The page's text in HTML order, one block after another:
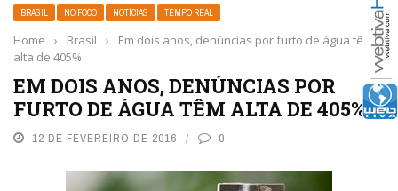
BRASIL NO FOCO NOTÍCIAS TEMPO REAL
Home › Brasil ›
Em dois anos, denúncias por furto de água têm
alta de 405%
EM DOIS ANOS, DENÚNCIAS POR
FURTO DE ÁGUA TÊM ALTA DE 405%
12 DE FEVEREIRO DE 2016 0